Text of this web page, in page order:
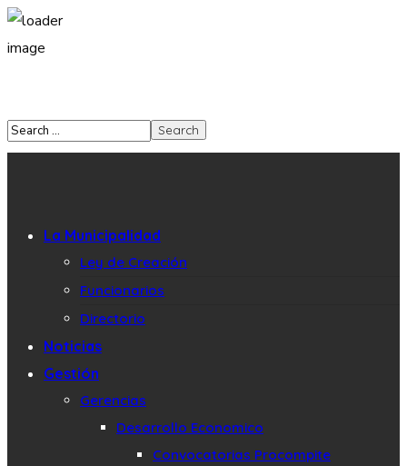
La Municipalidad
Ley de Creación
Funcionarios
Directorio
Noticias
Gestión
Gerencias
Desarrollo Economico
Convocatorias Procompite